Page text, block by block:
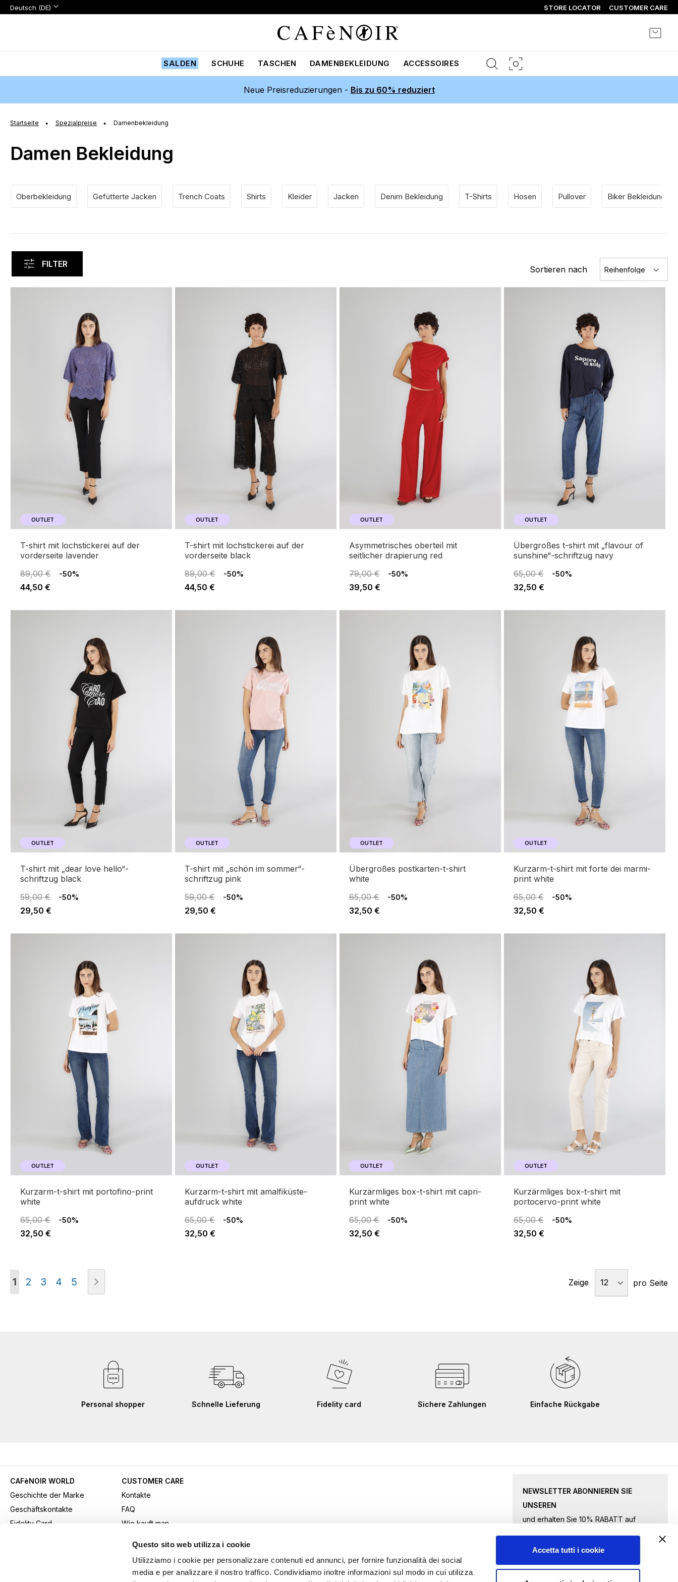
Questo sito web utilizza i cookie
Utilizziamo i cookie per personalizzare contenuti ed annunci, per fornire funzionalità dei social
media e per analizzare il nostro traffico. Condividiamo inoltre informazioni sul modo in cui utilizza
Accetta tutti i cookie
Sprache
Sprache:
Deutsch (DE) STORE LOCATOR CUSTOMER CARE
Mein
SALDEN SCHUHE TASCHEN DAMENBEKLEIDUNG ACCESSOIRES
Neue Preisreduzierungen - Bis zu 60% reduziert
Startseite Spezialpreise Damenbekleidung
Damen Bekleidung
Oberbekleidung Gefütterte Jacken Trench Coats Shirts Kleider Jacken Denim Bekleidung T-Shirts Hosen Pullover Biker Bekleidung
FILTER
Sortieren nach
OUTLET
t-shirt mit lochstickerei auf der
vorderseite lavender
89,00 €
-50%
44,50 €
OUTLET
t-shirt mit lochstickerei auf der
vorderseite black
89,00 €
-50%
44,50 €
OUTLET
asymmetrisches oberteil mit
seitlicher drapierung red
79,00 €
-50%
39,50 €
OUTLET
übergroßes t-shirt mit „flavour of
sunshine“-schriftzug navy
65,00 €
-50%
32,50 €
OUTLET
t-shirt mit „dear love hello“-
schriftzug black
59,00 €
-50%
29,50 €
OUTLET
t-shirt mit „schön im sommer“-
schriftzug pink
59,00 €
-50%
29,50 €
OUTLET
übergroßes postkarten-t-shirt
white
65,00 €
-50%
32,50 €
OUTLET
kurzarm-t-shirt mit forte dei marmi-
print white
65,00 €
-50%
32,50 €
OUTLET
kurzarm-t-shirt mit portofino-print
white
65,00 €
-50%
32,50 €
OUTLET
kurzarm-t-shirt mit amalfiküste-
aufdruck white
65,00 €
-50%
32,50 €
OUTLET
kurzärmliges box-t-shirt mit capri-
print white
65,00 €
-50%
32,50 €
OUTLET
kurzärmliges box-t-shirt mit
portocervo-print white
65,00 €
-50%
32,50 €
Sie lesen gerade die Seite
1 Seite
2 Seite
3 Seite
4 Seite
5 Zeige pro Seite
Personal shopper Schnelle Lieferung Fidelity card Sichere Zahlungen Einfache Rückgabe
CAFèNOIR WORLD
Geschichte der Marke
Geschäftskontakte
Fidelity Card
CUSTOMER CARE
Kontakte
FAQ
Wie kauft man
Versand
Rücksendungen und
Widerrufe
NEWSLETTER ABONNIEREN SIE
UNSEREN
und erhalten Sie 10% RABATT auf
Sie